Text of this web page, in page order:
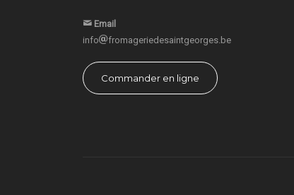
Email
info
fromageriedesaintgeorges.be
Commander en ligne